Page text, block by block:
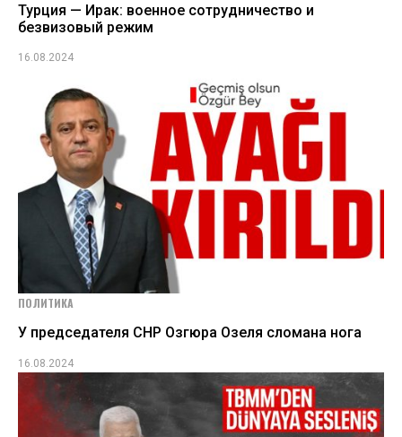
Турция — Ирак: военное сотрудничество и
безвизовый режим
16.08.2024
ПОЛИТИКА
У председателя СНР Озгюра Озеля сломана нога
16.08.2024